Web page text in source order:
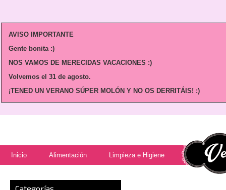
AVISO IMPORTANTE
Gente bonita :)
NOS VAMOS DE MERECIDAS VACACIONES :)
Volvemos el 31 de agosto.
¡TENED UN VERANO SÚPER MOLÓN Y NO OS DERRITÁIS! :)
Inicio Alimentación Limpieza e Higiene